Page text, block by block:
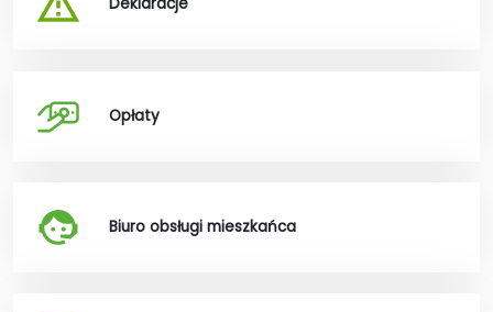
Deklaracje
Opłaty
Biuro obsługi mieszkańca